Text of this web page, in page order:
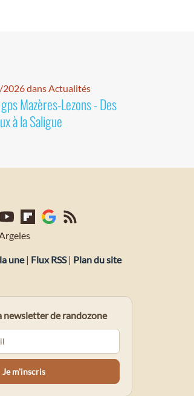
dans Actualités
Mazères-Lezons - Des
à la Saligue
une| Flux RSS| Plan du site
newsletter de randozone